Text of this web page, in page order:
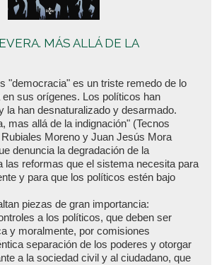
MÁS ALLÁ DE LA
"democracia" es un triste remedo de lo
sus orígenes. Los políticos han
la han desnaturalizado y desarmado.
mas allá de la indignación" (Tecnos
Moreno y Juan Jesús Mora
denuncia la degradación de la
las reformas que el sistema necesita para
y para que los políticos estén bajo
piezas de gran importancia:
a los políticos, que deben ser
y moralmente, por comisiones
separación de los poderes y otorgar
a la sociedad civil y al ciudadano, que